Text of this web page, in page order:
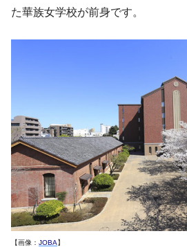
た華族女学校が前身です。
【画像： JOBA】